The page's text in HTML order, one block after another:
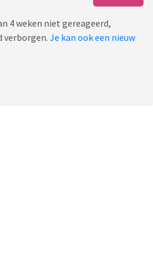
4 weken niet gereageerd,
verborgen. Je kan ook een nieuw